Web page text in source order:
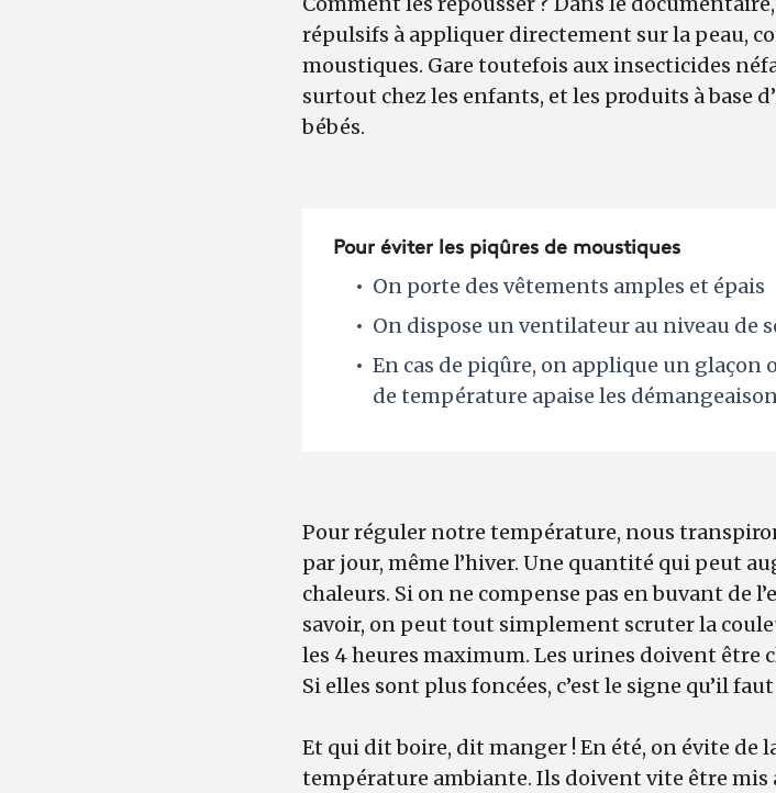
répulsifs à appliquer directement sur la peau,
moustiques. Gare toutefois aux insecticides
surtout chez les enfants, et les produits à base
bébés.
Pour éviter les piqûres de moustiques
On porte des vêtements amples et épais
On dispose un ventilateur au niveau de
En cas de piqûre, on applique un glaçon
de température apaise les
Pour réguler notre température, nous
par jour, même l’hiver. Une quantité qui peut
chaleurs. Si on ne compense pas en buvant de
savoir, on peut tout simplement scruter la
les 4 heures maximum. Les urines doivent être
Si elles sont plus foncées, c’est le signe qu’il
Et qui dit boire, dit manger ! En été, on évite de
température ambiante. Ils doivent vite être mis